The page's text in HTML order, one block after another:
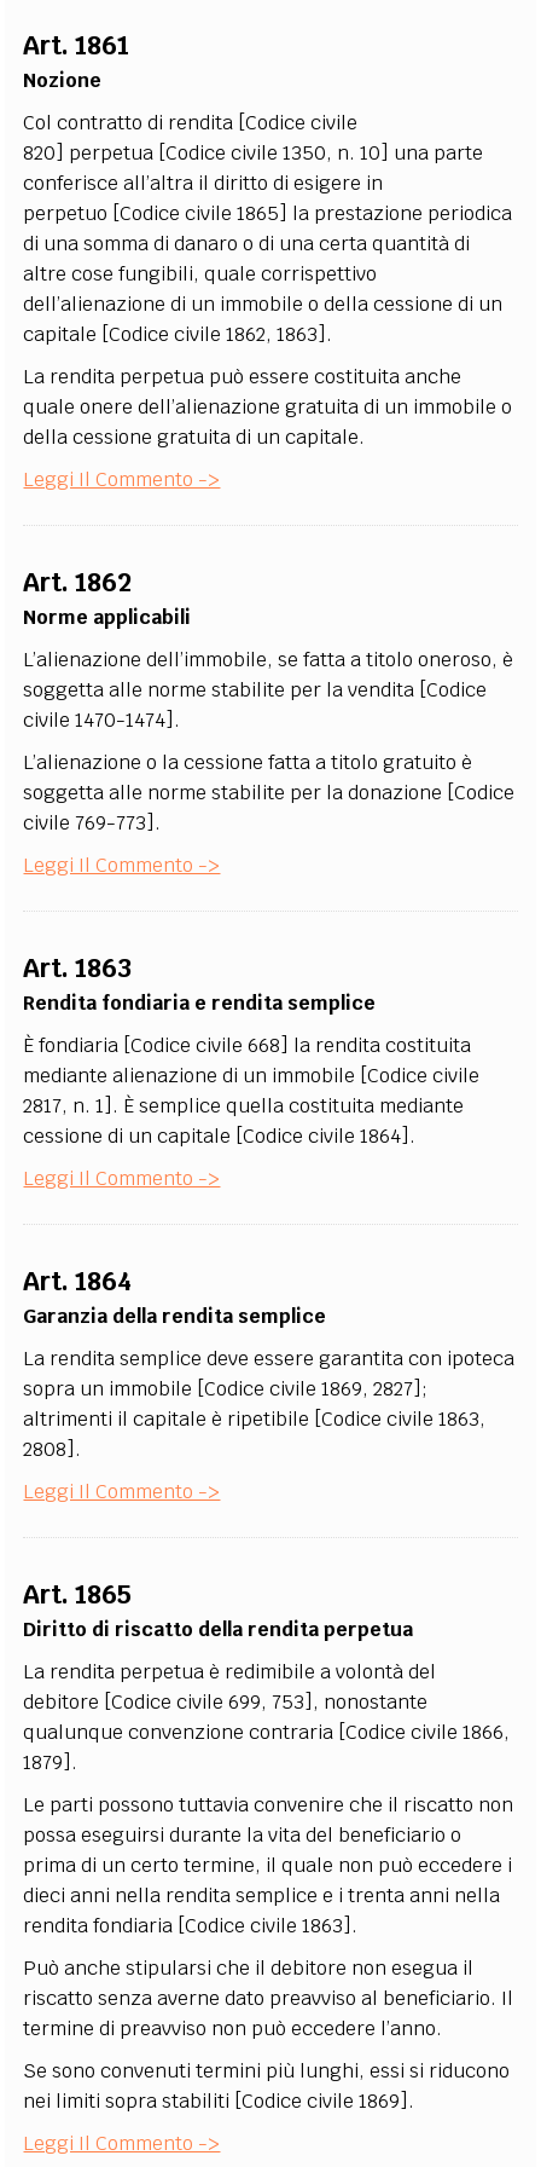
CODICI
SOCIAL MEDIA
Art. 1861
Nozione
Col contratto di rendita [Codice civile
820] perpetua [Codice civile 1350, n. 10] una parte
conferisce all’altra il diritto di esigere in
perpetuo [Codice civile 1865] la prestazione periodica
di una somma di danaro o di una certa quantità di
altre cose fungibili, quale corrispettivo
dell’alienazione di un immobile o della cessione di un
capitale [Codice civile 1862, 1863].
La rendita perpetua può essere costituita anche
quale onere dell’alienazione gratuita di un immobile o
della cessione gratuita di un capitale.
Leggi Il Commento ->
Art. 1862
Norme applicabili
L’alienazione dell’immobile, se fatta a titolo oneroso, è
soggetta alle norme stabilite per la vendita [Codice
civile 1470-1474].
L’alienazione o la cessione fatta a titolo gratuito è
soggetta alle norme stabilite per la donazione [Codice
civile 769-773].
Leggi Il Commento ->
Art. 1863
Rendita fondiaria e rendita semplice
È fondiaria [Codice civile 668] la rendita costituita
mediante alienazione di un immobile [Codice civile
2817, n. 1]. È semplice quella costituita mediante
cessione di un capitale [Codice civile 1864].
Leggi Il Commento ->
Art. 1864
Garanzia della rendita semplice
La rendita semplice deve essere garantita con ipoteca
sopra un immobile [Codice civile 1869, 2827];
altrimenti il capitale è ripetibile [Codice civile 1863,
2808].
Leggi Il Commento ->
Art. 1865
Diritto di riscatto della rendita perpetua
La rendita perpetua è redimibile a volontà del
debitore [Codice civile 699, 753], nonostante
qualunque convenzione contraria [Codice civile 1866,
1879].
Le parti possono tuttavia convenire che il riscatto non
possa eseguirsi durante la vita del beneficiario o
prima di un certo termine, il quale non può eccedere i
dieci anni nella rendita semplice e i trenta anni nella
rendita fondiaria [Codice civile 1863].
Può anche stipularsi che il debitore non esegua il
riscatto senza averne dato preavviso al beneficiario. Il
termine di preavviso non può eccedere l’anno.
Se sono convenuti termini più lunghi, essi si riducono
nei limiti sopra stabiliti [Codice civile 1869].
Leggi Il Commento ->